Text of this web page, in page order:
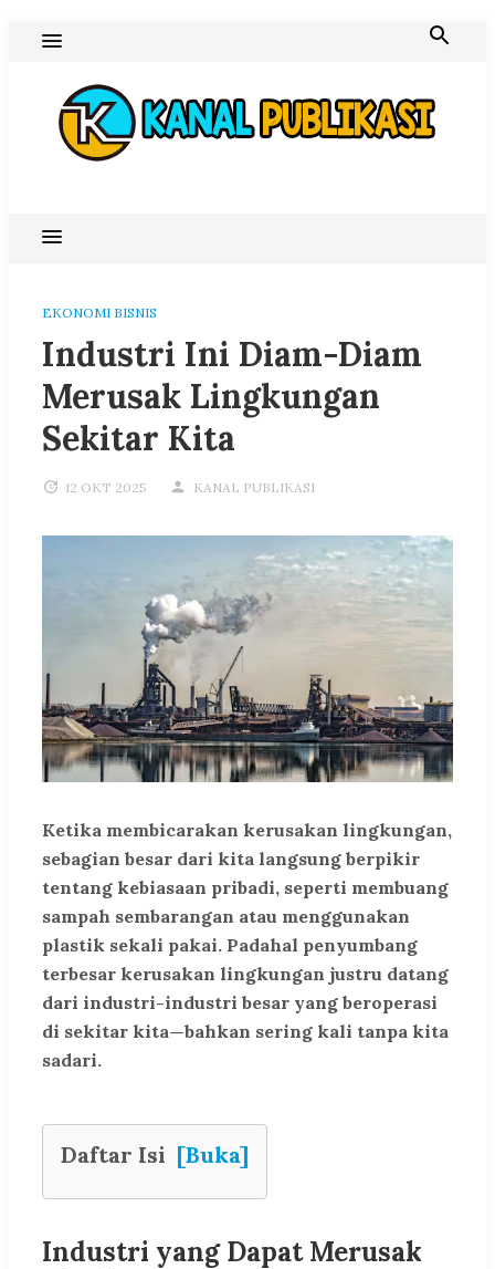
content
EKONOMI BISNIS
Industri Ini Diam-Diam
Merusak Lingkungan
Sekitar Kita
12 OKT 2025 KANAL PUBLIKASI
Ketika membicarakan kerusakan lingkungan,
sebagian besar dari kita langsung berpikir
tentang kebiasaan pribadi, seperti membuang
sampah sembarangan atau menggunakan
plastik sekali pakai. Padahal penyumbang
terbesar kerusakan lingkungan justru datang
dari industri-industri besar yang beroperasi
di sekitar kita—bahkan sering kali tanpa kita
sadari.
Daftar Isi [Buka]
Industri yang Dapat Merusak